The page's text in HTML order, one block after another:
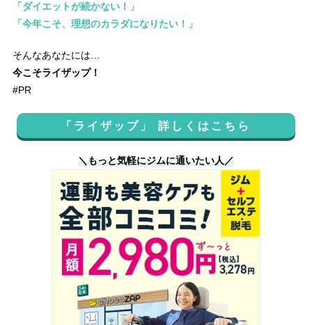
「ダイエットが続かない！」
「今年こそ、理想のカラダになりたい！」
そんなあなたには…
今こそライザップ！
#PR
「ライザップ」 詳しくはこちら
＼もっと気軽にジムに通いたい人／